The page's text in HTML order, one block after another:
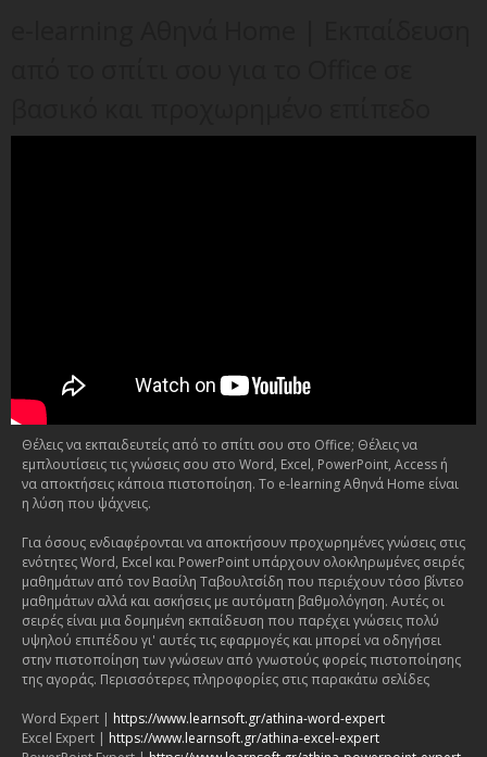
Θέλεις να εκπαιδευτείς από το σπίτι σου στο Office; Θέλεις να
εμπλουτίσεις τις γνώσεις σου στο Word, Excel, PowerPoint, Access ή
να αποκτήσεις κάποια πιστοποίηση. Το e-learning Αθηνά Home είναι
η λύση που ψάχνεις.
Για όσους ενδιαφέρονται να αποκτήσουν προχωρημένες γνώσεις στις
ενότητες Word, Excel και PowerPoint υπάρχουν ολοκληρωμένες σειρές
μαθημάτων από τον Βασίλη Ταβουλτσίδη που περιέχουν τόσο βίντεο
μαθημάτων αλλά και ασκήσεις με αυτόματη βαθμολόγηση. Αυτές οι
σειρές είναι μια δομημένη εκπαίδευση που παρέχει γνώσεις πολύ
υψηλού επιπέδου γι' αυτές τις εφαρμογές και μπορεί να οδηγήσει
στην πιστοποίηση των γνώσεων από γνωστούς φορείς πιστοποίησης
της αγοράς. Περισσότερες πληροφορίες στις παρακάτω σελίδες
Word Expert | https://www.learnsoft.gr/athina-word-expert
Excel Expert | https://www.learnsoft.gr/athina-excel-expert